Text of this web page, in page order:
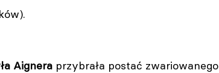
Aignera przybrała postać zwariowanego